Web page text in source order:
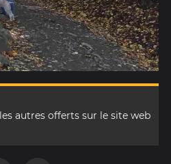
autres offerts sur le site web